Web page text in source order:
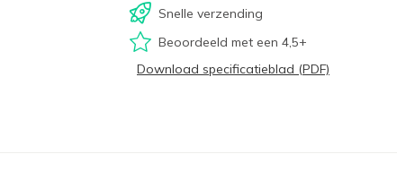
Snelle verzending
Beoordeeld met een 4,5+
Download specificatieblad (PDF)